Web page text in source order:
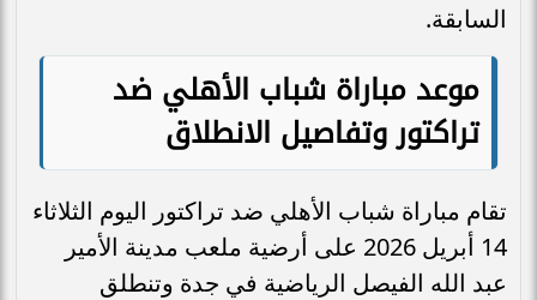
السابقة.
موعد مباراة شباب الأهلي ضد
تراكتور وتفاصيل الانطلاق
تقام مباراة شباب الأهلي ضد تراكتور اليوم الثلاثاء
14 أبريل 2026 على أرضية ملعب مدينة الأمير
عبد الله الفيصل الرياضية في جدة وتنطلق